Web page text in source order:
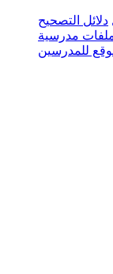
دلائل التصحيح
مدرسية
للمدرسين